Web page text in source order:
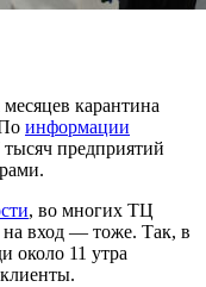
карантина
информации
предприятий
, во многих ТЦ
на вход — тоже. Так, в
около 11 утра